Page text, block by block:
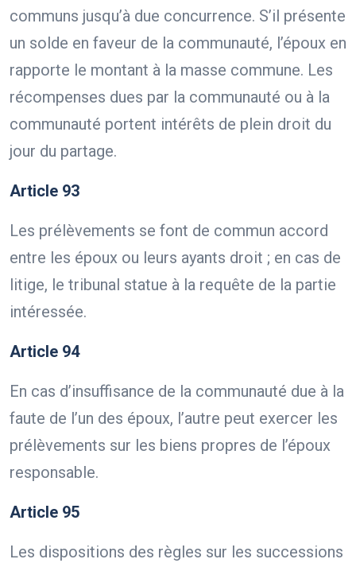
communs jusqu’à due concurrence. S’il présente
un solde en faveur de la communauté, l’époux en
rapporte le montant à la masse commune. Les
récompenses dues par la communauté ou à la
communauté portent intérêts de plein droit du
jour du partage.
Article 93
Les prélèvements se font de commun accord
entre les époux ou leurs ayants droit ; en cas de
litige, le tribunal statue à la requête de la partie
intéressée.
Article 94
En cas d’insuffisance de la communauté due à la
faute de l’un des époux, l’autre peut exercer les
prélèvements sur les biens propres de l’époux
responsable.
Article 95
Les dispositions des règles sur les successions